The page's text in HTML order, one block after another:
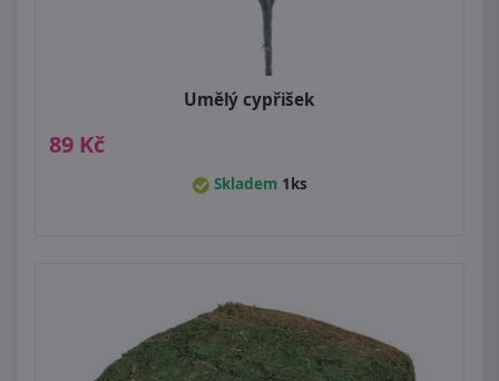
Umělý cypřišek
89 Kč
Skladem 1ks